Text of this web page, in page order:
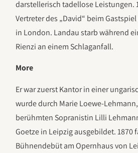
darstellerisch tadellose Leistungen.
Vertreter des „David“ beim
in London. Landau starb während
Rienzi an einem Schlaganfall.
More
Er war zuerst Kantor in einer
wurde durch Marie Loewe-
berühmten Sopranistin Lilli
Goetze in Leipzig ausgebildet. 1870
Bühnendebüt am Opernhaus von